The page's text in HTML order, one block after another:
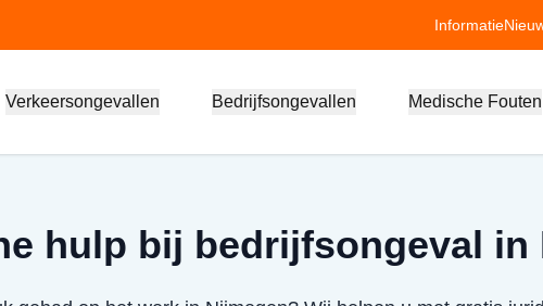
Informatie
Verkeersongevallen Bedrijfsongevallen Medische Fouten
hulp bij bedrijfsongeval in